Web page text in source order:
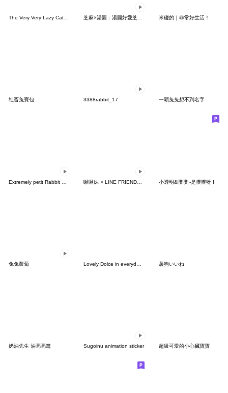
米碰的｜非常好生活！
社畜兔寶包 3388rabbit_17 一顆兔兔想不到名字
小透明&噗噗 -是噗噗呀 !
兔兔蘿蔔 薯狗いいね
奶油先生 油亮亮篇 Sugoinu animation sticker 超級可愛的小心臟寶寶